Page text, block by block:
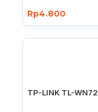
Rp4.800
TP-LINK TL-